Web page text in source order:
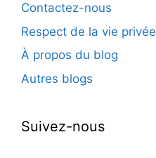
Contactez-nous
Respect de la vie privée
À propos du blog
Autres blogs
Suivez-nous